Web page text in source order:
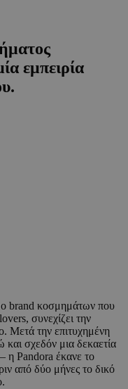
εμπειρία
brand κοσμημάτων που
συνεχίζει την
Μετά την επιτυχημένη
σχεδόν μια δεκαετία
Pandora έκανε το
από δύο μήνες το δικό